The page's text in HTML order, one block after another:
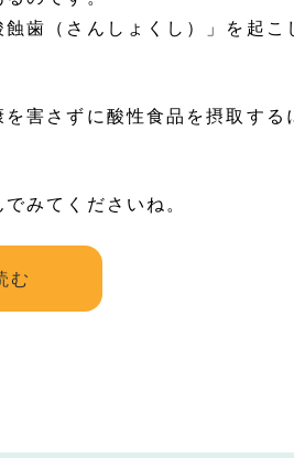
歯（さんしょくし）」を起こ
害さずに酸性食品を摂取する
みてくださいね。
む